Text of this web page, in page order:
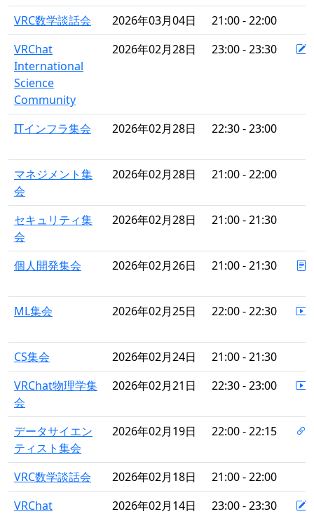
VRC数学談話会 2026年03月04日
21:00 - 22:00
VRChat
International
Science
Community
2026年02月28日 23:00 - 23:30
ITインフラ集会 2026年02月28日 22:30 - 23:00
マネジメント集
会
2026年02月28日 21:00 - 22:00
セキュリティ集
会
2026年02月28日 21:00 - 21:30
個人開発集会 2026年02月26日 21:00 - 21:30
ML集会 2026年02月25日 22:00 - 22:30
CS集会 2026年02月24日
21:00 - 21:30
VRChat物理学集
会
2026年02月21日 22:30 - 23:00
データサイエン
ティスト集会
2026年02月19日 22:00 - 22:15
VRC数学談話会 2026年02月18日
21:00 - 22:00
VRChat
2026年02月14日 23:00 - 23:30